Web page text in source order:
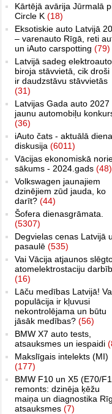
Kārtējā avārija Jūrmalā
Circle K (18)
Eksotiskie auto Latvijā
– varenauto Rīgā, reti
un iAuto carspotting (79)
Latvijā sadeg elektroauto
biroja stāvvietā, cik droši
ir daudzstāvu stāvvietās
(31)
Latvijas Gada auto 2027
jaunu automobiļu
(36)
iAuto čats - aktuālā
diskusija (6011)
Vācijas ekonomiskā
sākums - 2024.gads (48)
Volkswagen jaunajiem
dzinējiem zūd jauda, ko
darīt? (44)
Šofera dienasgrāmata.
(5307)
Degvielas cenas Latvijā
pasaulē (535)
Vai Vācija atjaunos
atomelektrostaciju
(16)
Lāču medības Latvijā!
populācija ir kļuvusi
nekontrolējama un būtu
jāsāk medības? (56)
BMW X7 auto tests,
atsauksmes un iespaidi
Makslīgais intelekts (MI)
(177)
BMW F10 un X5 (E70/
remonts: dzinēja ķēžu
maiņa un diagnostika
atsauksmes (7)